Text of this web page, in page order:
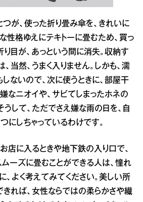
が、使った折り畳み傘を、きれいに
性格ゆえにテキトーに畳むため、買っ
目が、あっという間に消失。収納す
当然、うまく入りません。しかも、濡
ないので、次に使うときに、部屋干
なニオイや、サビてしまったホネの
うして、ただでさえ嫌な雨の日を、自
にしちゃっているわけです。
店に入るときや地下鉄の入り口で、
ーズに畳むことができる人は、憧れ
、よく考えてみてください。美しい所
れば、女性ならではの柔らかさや繊